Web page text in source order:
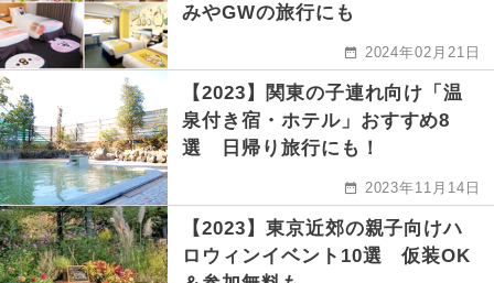
みやGWの旅行にも
2024年02月21日
【2023】関東の子連れ向け「温
泉付き宿・ホテル」おすすめ8
選 日帰り旅行にも！
2023年11月14日
【2023】東京近郊の親子向けハ
ロウィンイベント10選 仮装OK